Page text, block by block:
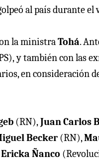
al país durante el
la ministraTohá.
y también con las
en consideración
(RN),Juan Carlos
Becker (RN),
Ericka Ñanco